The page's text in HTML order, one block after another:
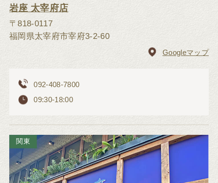
岩座 太宰府店
〒818-0117
福岡県太宰府市宰府3-2-60
Googleマップ
092-408-7800
09:30-18:00
関東